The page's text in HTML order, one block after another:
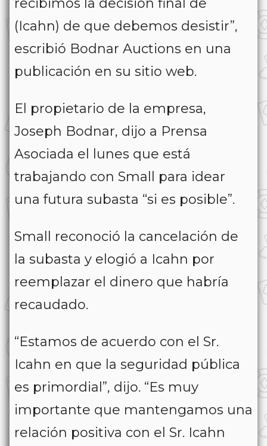
recibimos la decisión final de
(Icahn) de que debemos desistir”,
escribió Bodnar Auctions en una
publicación en su sitio web.
El propietario de la empresa,
Joseph Bodnar, dijo a Prensa
Asociada el lunes que está
trabajando con Small para idear
una futura subasta “si es posible”.
Small reconoció la cancelación de
la subasta y elogió a Icahn por
reemplazar el dinero que habría
recaudado.
“Estamos de acuerdo con el Sr.
Icahn en que la seguridad pública
es primordial”, dijo. “Es muy
importante que mantengamos una
relación positiva con el Sr. Icahn